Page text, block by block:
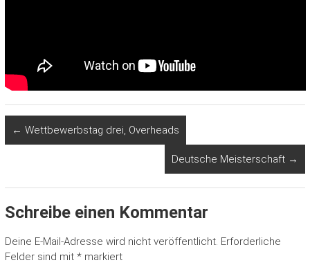
← Wettbewerbstag drei, Overheads
Deutsche Meisterschaft →
Schreibe einen Kommentar
Deine E-Mail-Adresse wird nicht veröffentlicht. Erforderliche
Felder sind mit *markiert